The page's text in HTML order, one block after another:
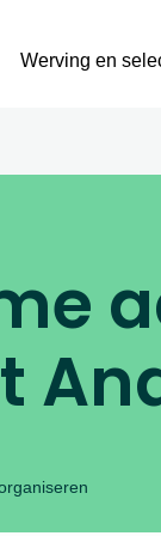
Werving en